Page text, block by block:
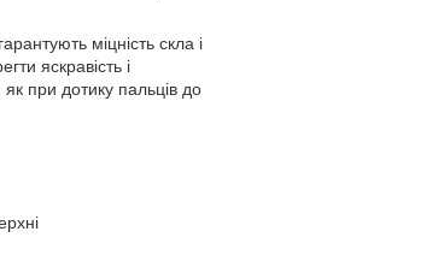
міцність скла і
яскравість і
при дотику пальців до